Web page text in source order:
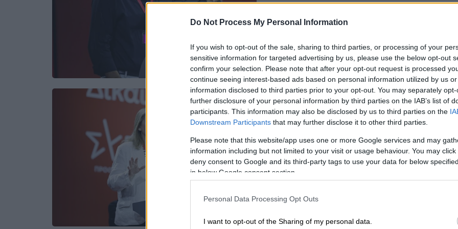
Do Not Process My Personal Information
If you wish to opt-out of the sale, sharing to third parties, or processing of your
sensitive information for targeted advertising by us, please use the below opt-out
confirm your selection. Please note that after your opt-out request is processed
continue seeing interest-based ads based on personal information utilized by us
information disclosed to third parties prior to your opt-out. You may separately
further disclosure of your personal information by third parties on the IAB’s list of
participants. This information may also be disclosed by us to third parties on the
Downstream Participants that may further disclose it to other third parties.
Please note that this website/app uses one or more Google services and may
information including but not limited to your visit or usage behaviour. You may
deny consent to Google and its third-party tags to use your data for below
in below Google consent section.
Personal Data Processing Opt Outs
I want to opt-out of the Sharing of my personal data.
αίτημα από υπογραφές μελών της και
σημειώνει στην ανάρτησή του ο
βουλευτής του ΣΥΡΙΖΑ
Πολιτική|29.06.2026 14:35
Μαριλίζα Ξενογιαννακοπούλου:
Παραιτήθηκε από τον ΣΥΡΙΖΑ -
«Τώρα είναι η ώρα για καθαρές
λύσεις»
Η πρώην υπουργός αναφέρεται στην
ανάγκη υπέρβασης του
σημειώνει, χαρακτηρίζει την